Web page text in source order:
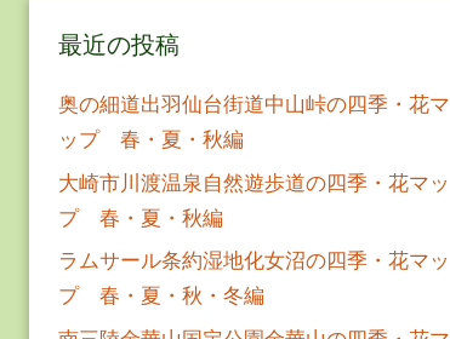
最近の投稿
奥の細道出羽仙台街道中山峠の四季・花マ
ップ 春・夏・秋編
大崎市川渡温泉自然遊歩道の四季・花マッ
プ 春・夏・秋編
ラムサール条約湿地化女沼の四季・花マッ
プ 春・夏・秋・冬編